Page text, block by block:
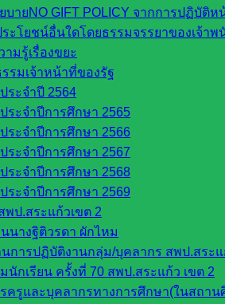
บายNO GIFT POLICY จากการปฏิบัติ
ะโยชน์อื่นใดโดยธรรมจรรยาของเจ้าพ
มรู้เรื่องขยะ
รมเจ้าหน้าที่ของรัฐ
ระจำปี 2564
ระจำปีการศึกษา 2565
ระจำปีการศึกษา 2566
ระจำปีการศึกษา 2567
ระจำปีการศึกษา 2568
ระจำปีการศึกษา 2569
ป.สระแก้วเขต 2
นางฐิติวรดา ผักไหม
การปฏิบัติงานกลุ่ม/บุคลากร สพป.สระแ
นักเรียน ครั้งที่ 70 สพป.สระแก้ว เขต 2
ครูและบุคลากรทางการศึกษา(ในสถาน